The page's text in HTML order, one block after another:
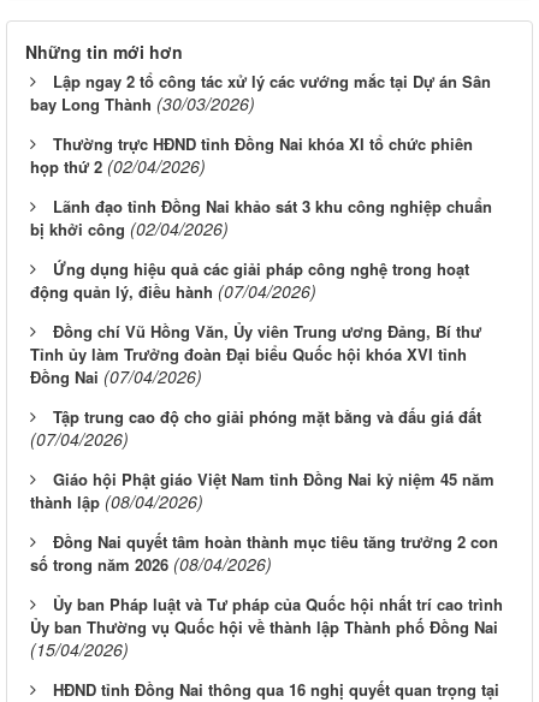
Những tin mới hơn
Lập ngay 2 tổ công tác xử lý các vướng mắc tại Dự án Sân
bay Long Thành (30/03/2026)
Thường trực HĐND tỉnh Đồng Nai khóa XI tổ chức phiên
họp thứ 2 (02/04/2026)
Lãnh đạo tỉnh Đồng Nai khảo sát 3 khu công nghiệp chuẩn
bị khởi công (02/04/2026)
Ứng dụng hiệu quả các giải pháp công nghệ trong hoạt
động quản lý, điều hành (07/04/2026)
Đồng chí Vũ Hồng Văn, Ủy viên Trung ương Đảng, Bí thư
Tỉnh ủy làm Trưởng đoàn Đại biểu Quốc hội khóa XVI tỉnh
Đồng Nai (07/04/2026)
Tập trung cao độ cho giải phóng mặt bằng và đấu giá đất
(07/04/2026)
Giáo hội Phật giáo Việt Nam tỉnh Đồng Nai kỷ niệm 45 năm
thành lập (08/04/2026)
Đồng Nai quyết tâm hoàn thành mục tiêu tăng trưởng 2 con
số trong năm 2026 (08/04/2026)
Ủy ban Pháp luật và Tư pháp của Quốc hội nhất trí cao trình
Ủy ban Thường vụ Quốc hội về thành lập Thành phố Đồng Nai
(15/04/2026)
HĐND tỉnh Đồng Nai thông qua 16 nghị quyết quan trọng tại